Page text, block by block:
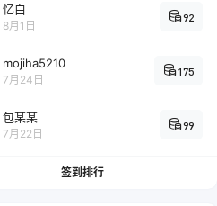
忆白
8月1日
92
mojiha5210
7月24日
175
包某某
7月22日
99
签到排行